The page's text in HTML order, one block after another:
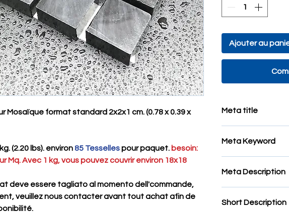
Mosaïque format standard 2x2x1 cm. (0.78 x 0.39 x
(2.20 lbs). environ85 Tessellespour paquet. besoin:
Mq. Avec 1 kg, vous pouvez couvrir environ 18x18
deve essere tagliato al momento dell'commande,
veuillez nous contacter avant tout achat afin de
Ajouter au
Meta title
Meta Keyword
pietra,Tesselles in
spilimbergo,mosaici
Meta Description
, ,artistico Marmo
Short Description